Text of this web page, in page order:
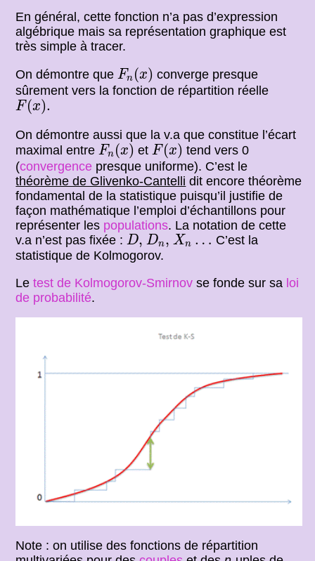
En général, cette fonction n’a pas d’expression
algébrique mais sa représentation graphique est
très simple à tracer.
On démontre queFn (x)
Fn( ) converge presque
sûrement vers la fonction de répartition réelle
F(x).
F(x).
On démontre aussi que la v.a que constitue l’écart
maximal entre Fn (x)
Fn(x) et F(x)
F(x) tend vers 0
(convergence presque uniforme). C’est le
théorème de Glivenko-Cantelli dit encore théorème
fondamental de la statistique puisqu’il justifie de
façon mathématique l’emploi d’échantillons pour
représenter les populations. La notation de cette
v.a n’est pas fixée : D,
D, Dn,
Dn, Xn …
Xn …
C’est la
statistique de Kolmogorov.
Letest de Kolmogorov-Smirnov se fonde sur sa loi
de probabilité.
Note : on utilise des fonctions de répartition